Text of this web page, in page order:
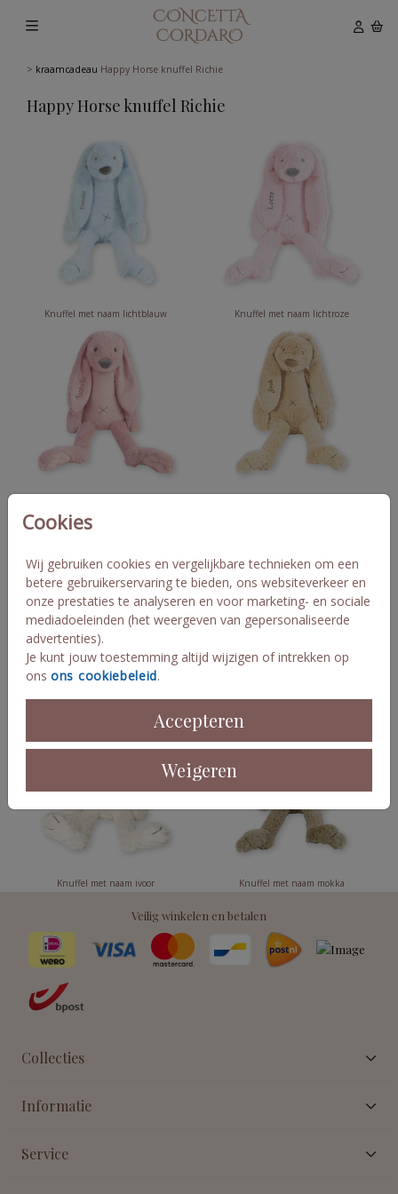
Cookies
Wij gebruiken cookies en vergelijkbare technieken om een
betere gebruikerservaring te bieden, ons websiteverkeer en
onze prestaties te analyseren en voor marketing- en sociale
mediadoeleinden (het weergeven van gepersonaliseerde
advertenties).
Je kunt jouw toestemming altijd wijzigen of intrekken op
ons ons cookiebeleid.
Accepteren
Weigeren
> kraamcadeau Happy Horse knuffel Richie
Happy Horse knuffel Richie
Knuffel met naam lichtblauw Knuffel met naam lichtroze
Knuffel met naam ivoor Knuffel met naam mokka
Veilig winkelen en betalen
Collecties
Informatie
Service